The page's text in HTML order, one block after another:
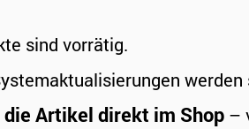
sind vorrätig.
Artikel direkt im Shop –